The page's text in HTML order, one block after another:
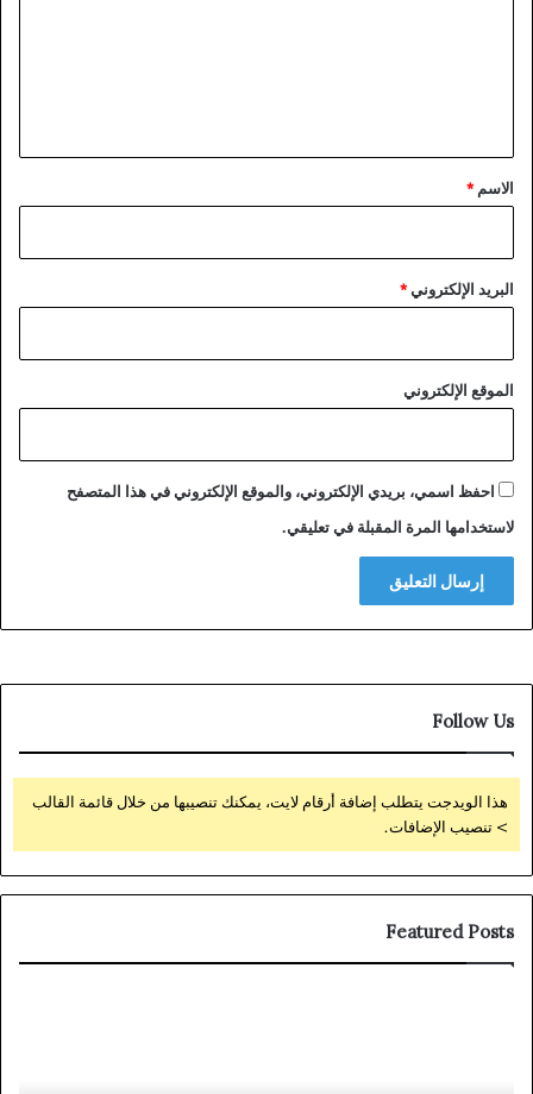
*
الاسم *
البريد الإلكتروني*
الموقع الإلكتروني
احفظ اسمي، بريدي الإلكتروني، والموقع الإلكتروني في هذا المتصفح
لاستخدامها المرة المقبلة في تعليقي.
Follow Us
هذا الويدجت يتطلب إضافة أرقام لايت، يمكنك تنصيبها من خلال قائمة القالب
> تنصيب الإضافات.
Featured Posts